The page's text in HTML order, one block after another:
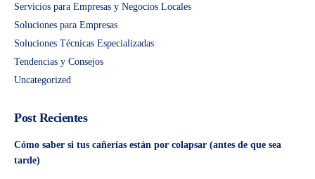
Servicios para Empresas y Negocios Locales
Soluciones para Empresas
Soluciones Técnicas Especializadas
Tendencias y Consejos
Uncategorized
Post Recientes
Cómo saber si tus cañerías están por colapsar (antes de que sea
tarde)